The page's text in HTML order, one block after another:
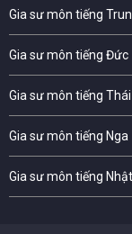
Gia sư môn tiếng
Gia sư môn tiếng Đức
Gia sư môn tiếng Thái
Gia sư môn tiếng Nga
Gia sư môn tiếng Nhật